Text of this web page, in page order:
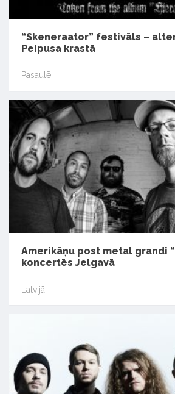
“Skeneraator” festivāls –
Peipusa krastā
Pasaulē
Amerikāņu post metal grandi
koncertēs Jelgavā
Latvijā